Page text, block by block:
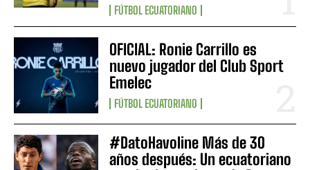
FÚTBOL ECUATORIANO
OFICIAL: Ronie Carrillo es
nuevo jugador del Club Sport
Emelec
FÚTBOL ECUATORIANO
#DatoHavoline Más de 30
años después: Un ecuatoriano